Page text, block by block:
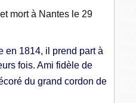
mort à Nantes le 29
en 1814, il prend part à
fois. Ami fidèle de
du grand cordon de